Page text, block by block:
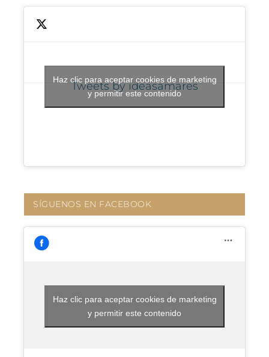
Tweets by ideasamares
Haz clic para aceptar cookies de marketing
y permitir este contenido
SÍGUENOS EN FACEBOOK
Haz clic para aceptar cookies de marketing
y permitir este contenido